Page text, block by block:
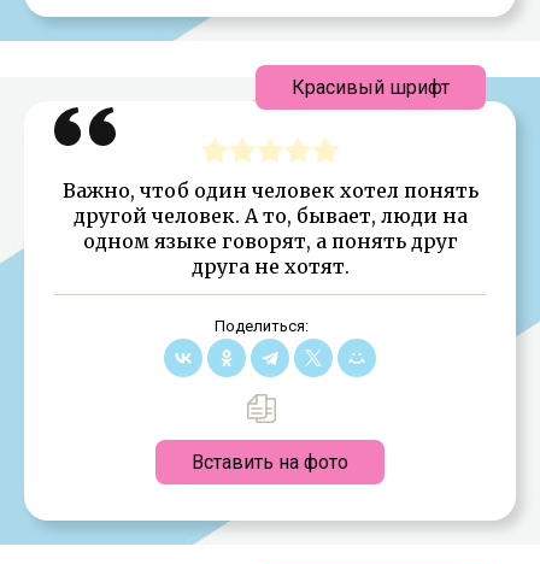
Важно, чтоб один человек хотел понять
другой человек. А то, бывает, люди на
одном языке говорят, а понять друг
друга не хотят.
Поделиться:
Вставить на фото
Красивый шрифт